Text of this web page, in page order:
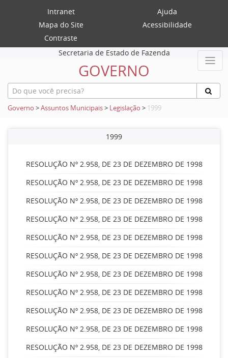
Intranet
Ajuda
Mapa do Site
Acessibilidade
Contraste
Secretaria de Estado de Fazenda
GOVERNO
Governo >Assuntos Municipais> Legislação > 1999
1999
RESOLUÇÃO Nº 2.958, DE 23 DE DEZEMBRO DE 1998
RESOLUÇÃO Nº 2.958, DE 23 DE DEZEMBRO DE 1998
RESOLUÇÃO Nº 2.958, DE 23 DE DEZEMBRO DE 1998
RESOLUÇÃO Nº 2.958, DE 23 DE DEZEMBRO DE 1998
RESOLUÇÃO Nº 2.958, DE 23 DE DEZEMBRO DE 1998
RESOLUÇÃO Nº 2.958, DE 23 DE DEZEMBRO DE 1998
RESOLUÇÃO Nº 2.958, DE 23 DE DEZEMBRO DE 1998
RESOLUÇÃO Nº 2.958, DE 23 DE DEZEMBRO DE 1998
RESOLUÇÃO Nº 2.958, DE 23 DE DEZEMBRO DE 1998
RESOLUÇÃO Nº 2.958, DE 23 DE DEZEMBRO DE 1998
RESOLUÇÃO Nº 2.958, DE 23 DE DEZEMBRO DE 1998